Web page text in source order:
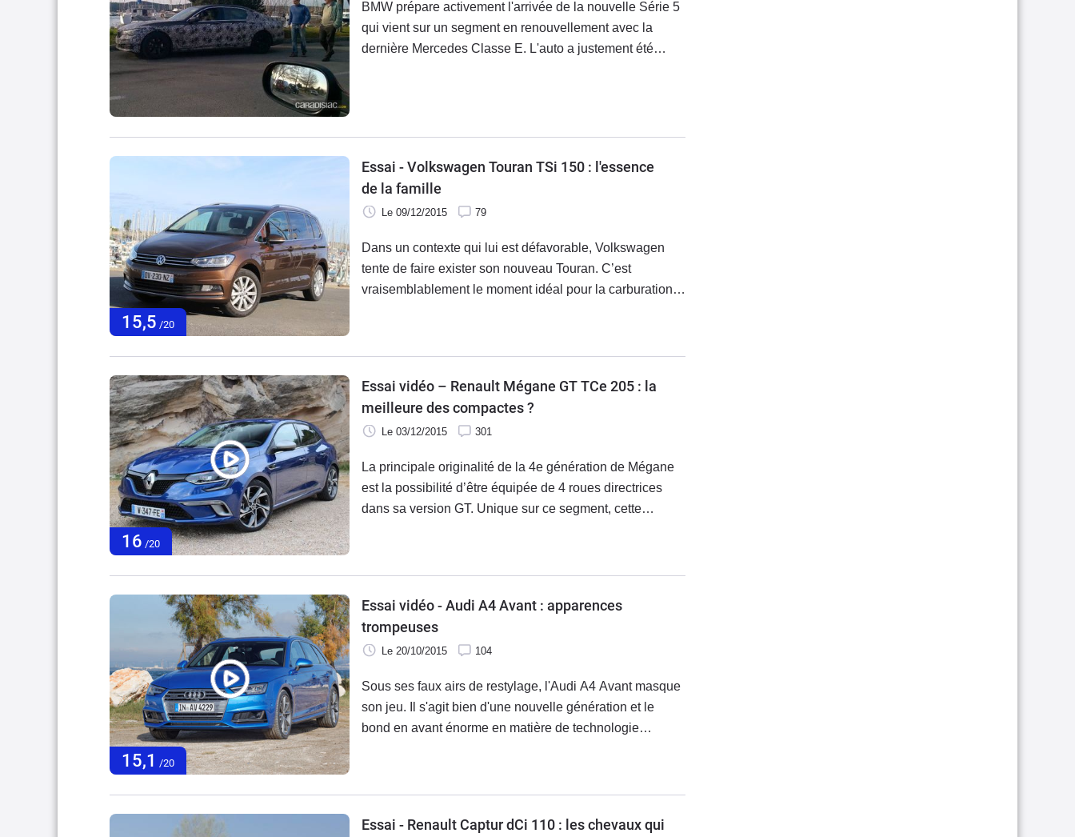
BMW prépare activement l'arrivée de la nouvelle Série 5
qui vient sur un segment en renouvellement avec la
dernière Mercedes Classe E. L'auto a justement été
15,5 /20
Essai - Volkswagen Touran TSi 150 : l'essence
de la famille
Le 09/12/2015 79
Dans un contexte qui lui est défavorable, Volkswagen
tente de faire exister son nouveau Touran. C’est
vraisemblablement le moment idéal pour la carburation
16 /20
Essai vidéo – Renault Mégane GT TCe 205 : la
meilleure des compactes ?
Le 03/12/2015 301
La principale originalité de la 4e génération de Mégane
est la possibilité d’être équipée de 4 roues directrices
dans sa version GT. Unique sur ce segment, cette
15,1 /20
Essai vidéo - Audi A4 Avant : apparences
trompeuses
Le 20/10/2015 104
Sous ses faux airs de restylage, l'Audi A4 Avant masque
son jeu. Il s'agit bien d'une nouvelle génération et le
bond en avant énorme en matière de technologie
Essai - Renault Captur dCi 110 : les chevaux qui